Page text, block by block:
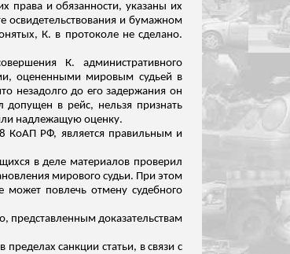
права и обязанности, указаны их
освидетельствования и бумажном
К. в протоколе не сделано.
К. административного
оцененными мировым судьей в
незадолго до его задержания он
допущен в рейс, нельзя признать
надлежащую оценку.
КоАП РФ, является правильным и
в деле материалов проверил
мирового судьи. При этом
может повлечь отмену судебного
представленным доказательствам
пределах санкции статьи, всвязи с